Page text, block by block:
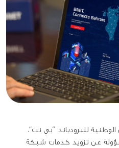
للبرودباند “بي نت”،
عن تزويد خدمات شبكة